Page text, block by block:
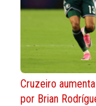
Cruzeiro
por Brian